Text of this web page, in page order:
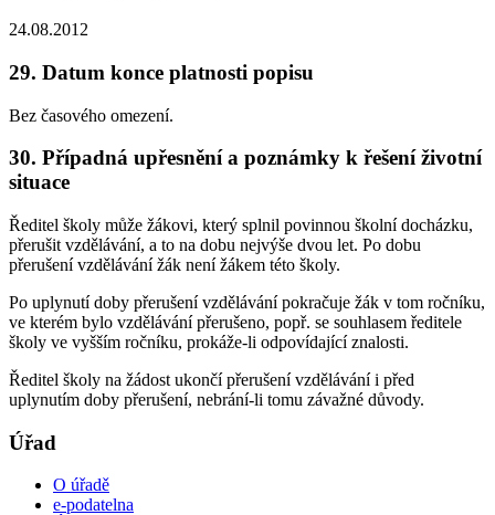
24.08.2012
29. Datum konce platnosti popisu
Bez časového omezení.
30. Případná upřesnění a poznámky k řešení životní
situace
Ředitel školy může žákovi, který splnil povinnou školní docházku,
přerušit vzdělávání, a to na dobu nejvýše dvou let. Po dobu
přerušení vzdělávání žák není žákem této školy.
Po uplynutí doby přerušení vzdělávání pokračuje žák v tom ročníku,
ve kterém bylo vzdělávání přerušeno, popř. se souhlasem ředitele
školy ve vyšším ročníku, prokáže-li odpovídající znalosti.
Ředitel školy na žádost ukončí přerušení vzdělávání i před
uplynutím doby přerušení, nebrání-li tomu závažné důvody.
Úřad
O úřadě
e-podatelna